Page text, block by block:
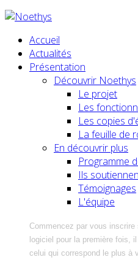
Accueil
Actualités
Présentation
Découvrir Noethys
Le projet
Les
Les copies
La feuille de
En découvrir plus
Programme
Ils
Témoignages
L'équipe
Commencez par vous
logiciel pour la première fois,
celui qui correspond le plus à